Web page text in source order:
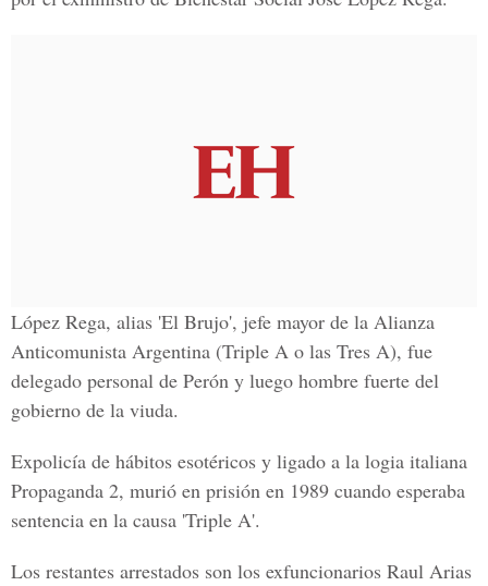
López Rega, alias 'El Brujo', jefe mayor de la Alianza
Anticomunista Argentina (Triple A o las Tres A), fue
delegado personal de Perón y luego hombre fuerte del
gobierno de la viuda.
Expolicía de hábitos esotéricos y ligado a la logia italiana
Propaganda 2, murió en prisión en 1989 cuando esperaba
sentencia en la causa 'Triple A'.
Los restantes arrestados son los exfuncionarios Raul Arias